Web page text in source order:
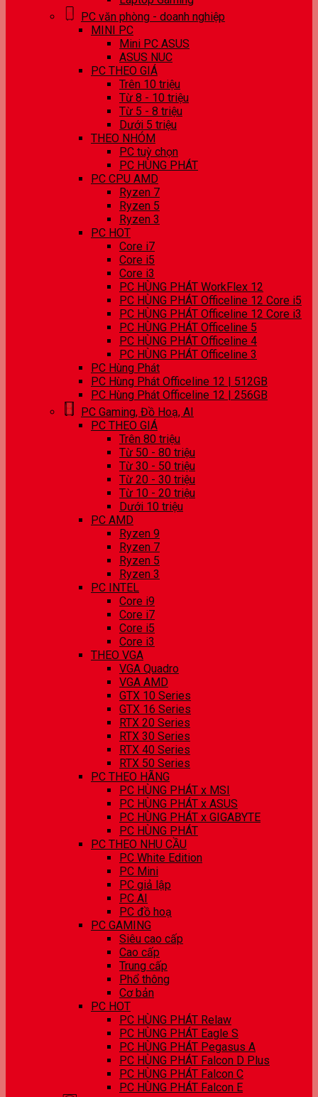
PC văn phòng - doanh nghiệp
MINI PC
Mini PC ASUS
ASUS NUC
PC THEO GIÁ
Trên 10 triệu
Từ 8 - 10 triệu
Từ 5 - 8 triệu
Dưới 5 triệu
THEO NHÓM
PC tuỳ chọn
PC HÙNG PHÁT
PC CPU AMD
Ryzen 7
Ryzen 5
Ryzen 3
PC HOT
Core i7
Core i5
Core i3
PC HÙNG PHÁT WorkFlex 12
PC HÙNG PHÁT Officeline 12 Core i5
PC HÙNG PHÁT Officeline 12 Core i3
PC HÙNG PHÁT Officeline 5
PC HÙNG PHÁT Officeline 4
PC HÙNG PHÁT Officeline 3
PC Hùng Phát
PC Hùng Phát Officeline 12 | 512GB
PC Hùng Phát Officeline 12 | 256GB
PC Gaming, Đồ Hoạ, AI
PC THEO GIÁ
Trên 80 triệu
Từ 50 - 80 triệu
Từ 30 - 50 triệu
Từ 20 - 30 triệu
Từ 10 - 20 triệu
Dưới 10 triệu
PC AMD
Ryzen 9
Ryzen 7
Ryzen 5
Ryzen 3
PC INTEL
Core i9
Core i7
Core i5
Core i3
THEO VGA
VGA Quadro
VGA AMD
GTX 10 Series
GTX 16 Series
RTX 20 Series
RTX 30 Series
RTX 40 Series
RTX 50 Series
PC THEO HÃNG
PC HÙNG PHÁT x MSI
PC HÙNG PHÁT x ASUS
PC HÙNG PHÁT x GIGABYTE
PC HÙNG PHÁT
PC THEO NHU CẦU
PC White Edition
PC Mini
PC giả lập
PC AI
PC đồ hoạ
PC GAMING
Siêu cao cấp
Cao cấp
Trung cấp
Phổ thông
Cơ bản
PC HOT
PC HÙNG PHÁT Relaw
PC HÙNG PHÁT Eagle S
PC HÙNG PHÁT Pegasus A
PC HÙNG PHÁT Falcon D Plus
PC HÙNG PHÁT Falcon C
PC HÙNG PHÁT Falcon E